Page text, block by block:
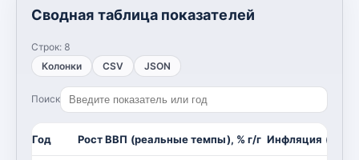
Сводная таблица показателей
Строк: 8
Колонки
CSV JSON
Поиск
Год Рост ВВП (реальные темпы), % г/г Инфляция (CPI,